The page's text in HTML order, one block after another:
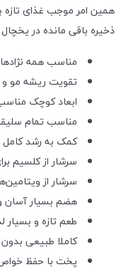
همین امر موجب غذای
ذخیره باقی مانده در
مناسب همه نژادهای گربه
تقویت ریشه مو و
ابعاد کوچک
مناسب تمام
کمک به رشد کامل
سرشار از کلسیم
سرشار از
هضم بسیار آسان
طعم تازه و بسیار
کاملا طبیعی
پخت با حفظ